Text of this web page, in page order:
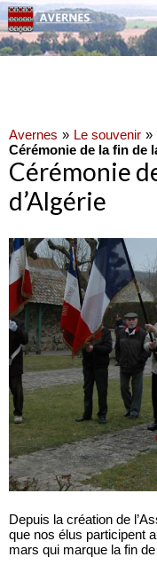
Avernes
Le souvenir
Cérémonie de la fin de
Cérémonie
d’Algérie
Depuis la création de
que nos élus participent
mars qui marque la fin de